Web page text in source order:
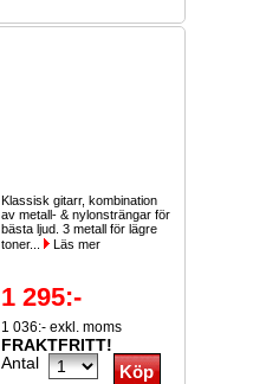
Klassisk gitarr, kombination
av metall- & nylonsträngar för
bästa ljud. 3 metall för lägre
toner...
Läs mer
1 295:-
1 036:- exkl. moms
FRAKTFRITT!
Antal